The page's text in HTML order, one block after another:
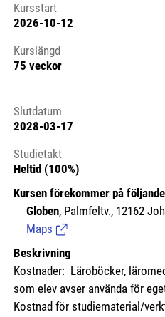
Kursstart 6119070
Kursstart
2026-10-12
Kurslängd
75 veckor
Slutdatum
2028-03-17
Studietakt
Heltid (100%)
Kursen förekommer på
Globen, Palmfeltv., 12162
Maps (Länk till extern sida.)
Beskrivning
Kostnader: Läroböcker,
som elev avser använda för
Kostnad för studiematerial/